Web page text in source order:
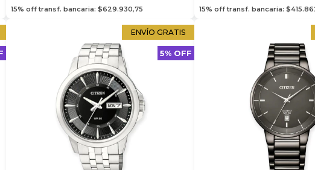
15% off transf. bancaria: $629.930,75
15% off transf. bancaria:
ENVÍO GRATIS
5% OFF